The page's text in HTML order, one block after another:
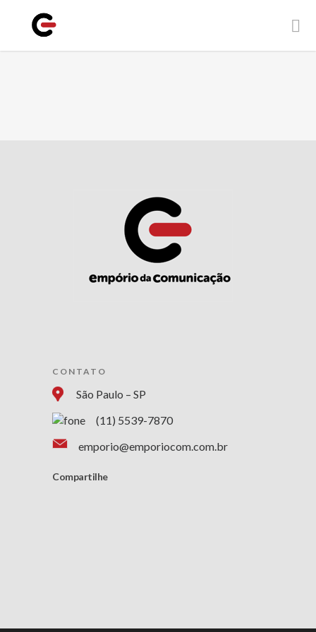
CONTATO
São Paulo – SP
(11) 5539-7870
emporio@emporiocom.com.br
Compartilhe